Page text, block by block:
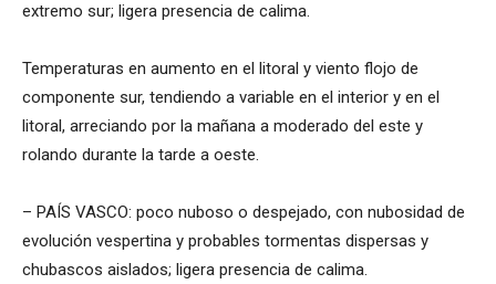
extremo sur; ligera presencia de calima.
Temperaturas en aumento en el litoral y viento flojo de
componente sur, tendiendo a variable en el interior y en el
litoral, arreciando por la mañana a moderado del este y
rolando durante la tarde a oeste.
– PAÍS VASCO: poco nuboso o despejado, con nubosidad de
evolución vespertina y probables tormentas dispersas y
chubascos aislados; ligera presencia de calima.